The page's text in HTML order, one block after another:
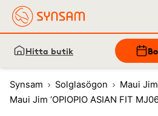
Hitta butik
Synsam Solglasögon
Maui Jim
Maui Jim ‘OPIOPIO ASIAN FIT